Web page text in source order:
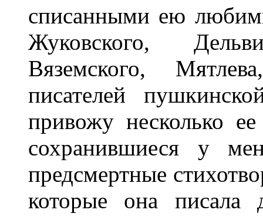
списанными ею
Жуковского,
Вяземского,
писателей
привожу несколько
сохранившиеся у
предсмертные
которые она писала